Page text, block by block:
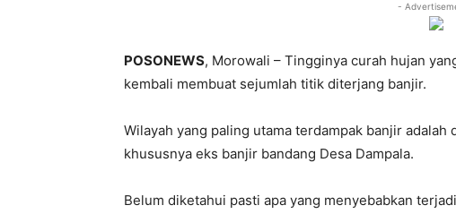
-
POSONEWS, Morowali – Tingginya curah hujan
kembali membuat sejumlah titik diterjang banjir.
Wilayah yang paling utama terdampak banjir adalah
khususnya eks banjir bandang Desa Dampala.
Belum diketahui pasti apa yang menyebabkan